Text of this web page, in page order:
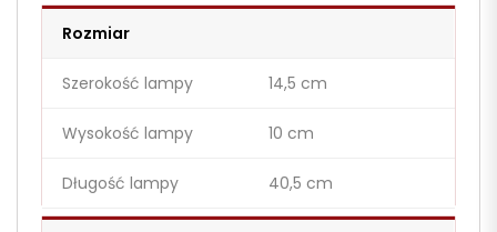
Rozmiar
Szerokość lampy 14,5 cm
Wysokość lampy 10 cm
Długość lampy 40,5 cm